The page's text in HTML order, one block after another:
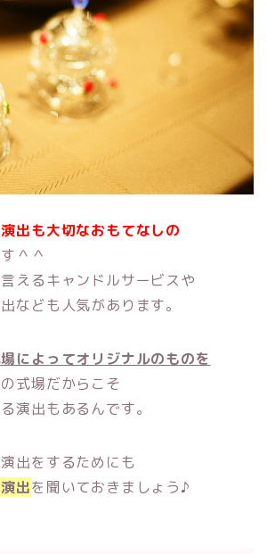
演出も大切なおもてなしの
＾＾
えるキャンドルサービスや
なども人気があります。
によってオリジナルのものを
式場だからこそ
演出もあるんです。
出をするためにも
出を聞いておきましょう♪